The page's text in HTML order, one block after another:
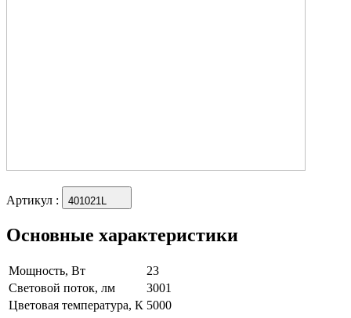
Артикул : 401021L
Основные характеристики
Мощность, Вт
23
Световой поток, лм
3001
Цветовая температура, К 5000